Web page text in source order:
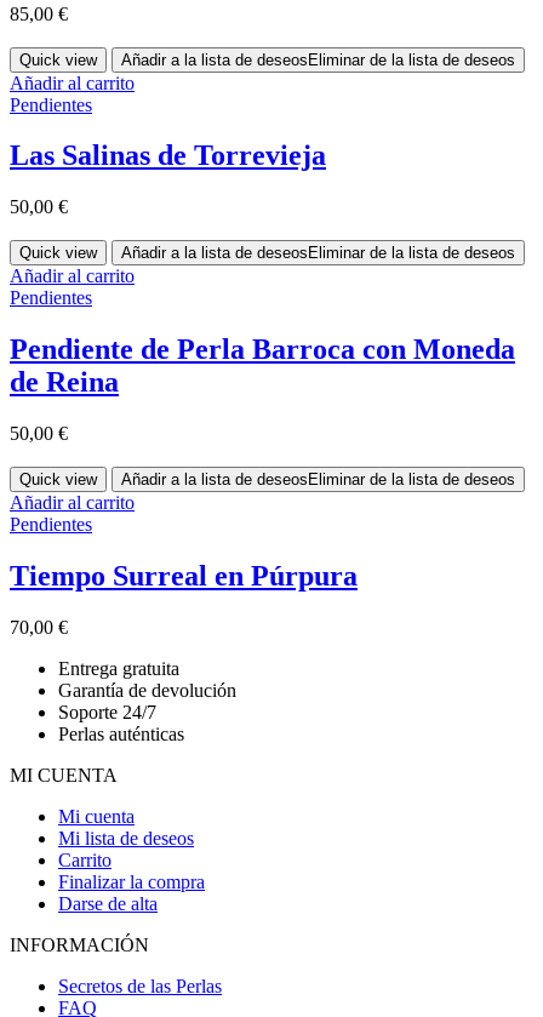
85,00 €
Quick view Añadir a la lista de deseosEliminar de la lista de deseos
Añadir al carrito
Pendientes
Las Salinas de Torrevieja
50,00 €
Quick view Añadir a la lista de deseos Eliminar de la lista de deseos
Añadir al carrito
Pendientes
Pendiente de Perla Barroca con Moneda
de Reina
50,00 €
Quick view Añadir a la lista de deseos Eliminar de la lista de deseos
Añadir al carrito
Pendientes
Tiempo Surreal en Púrpura
70,00 €
Entrega gratuita
Garantía de devolución
Soporte 24/7
Perlas auténticas
MI CUENTA
Mi cuenta
Mi lista de deseos
Carrito
Finalizar la compra
Darse de alta
INFORMACIÓN
Secretos de las Perlas
FAQ